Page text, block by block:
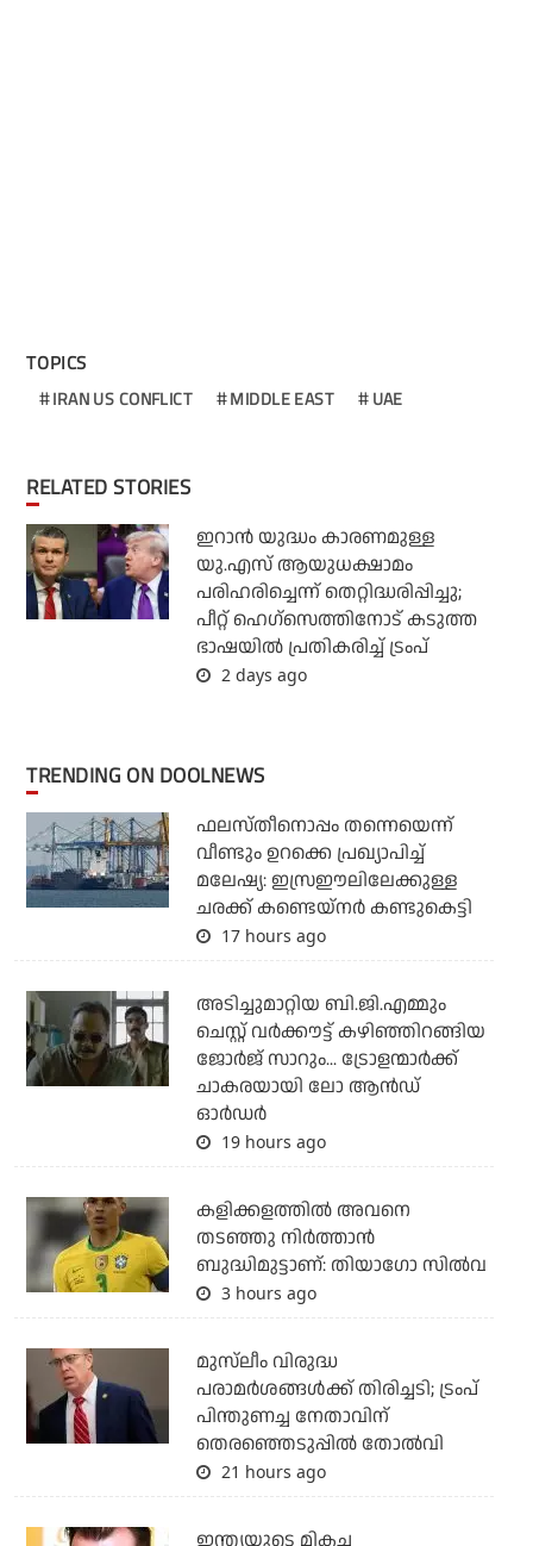
TOPICS
IRAN US CONFLICT MIDDLE EAST UAE
RELATED STORIES
ഇറാന്‍ യുദ്ധം കാരണമുള്ള
യു.എസ് ആയുധക്ഷാമം
പരിഹരിച്ചെന്ന് തെറ്റിദ്ധരിപ്പിച്ചു;
പീറ്റ് ഹെഗ്‌സെത്തിനോട് കടുത്ത
ഭാഷയില്‍ പ്രതികരിച്ച് ട്രംപ്
2 days ago
TRENDING ON DOOLNEWS
ഫലസ്തീനൊപ്പം തന്നെയെന്ന്
വീണ്ടും ഉറക്കെ പ്രഖ്യാപിച്ച്
മലേഷ്യ: ഇസ്രഈലിലേക്കുള്ള
ചരക്ക് കണ്ടെയ്‌നര്‍ കണ്ടുകെട്ടി
17 hours ago
അടിച്ചുമാറ്റിയ ബി.ജി.എമ്മും
ചെസ്റ്റ് വര്‍ക്കൗട്ട് കഴിഞ്ഞിറങ്ങിയ
ജോര്‍ജ് സാറും... ട്രോളന്മാര്‍ക്ക്
ചാകരയായി ലോ ആന്‍ഡ്
ഓര്‍ഡര്‍
19 hours ago
കളിക്കളത്തില്‍ അവനെ
തടഞ്ഞു നിര്‍ത്താന്‍
ബുദ്ധിമുട്ടാണ്: തിയാഗോ സില്‍വ
3 hours ago
മുസ്‌ലീം വിരുദ്ധ
പരാമര്‍ശങ്ങള്‍ക്ക് തിരിച്ചടി; ട്രംപ്
പിന്തുണച്ച നേതാവിന്
തെരഞ്ഞെടുപ്പില്‍ തോല്‍വി
21 hours ago